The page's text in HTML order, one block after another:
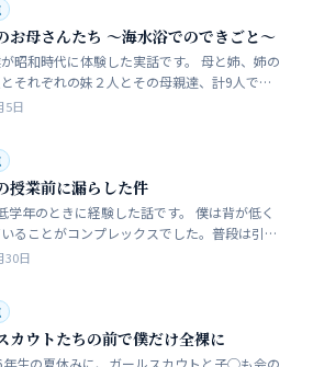
お母さんたち 〜海水浴でのできごと〜
昭和時代に体験した実話です。 母と姉、姉の
それぞれの妹２人とその母親達、計9人で海
ました。当時、僕はS学５年生で姉の美香はC
5日
授業前に漏らした件
学年のときに経験した話です。 僕は背が低く
ることがコンプレックスでした。普段は引っ
大人しい性格をしています。 ただ何でもよく
30日
カウトたちの前で僕だけ全裸に
年生の夏休みに、ガールスカウトと子◯も会の